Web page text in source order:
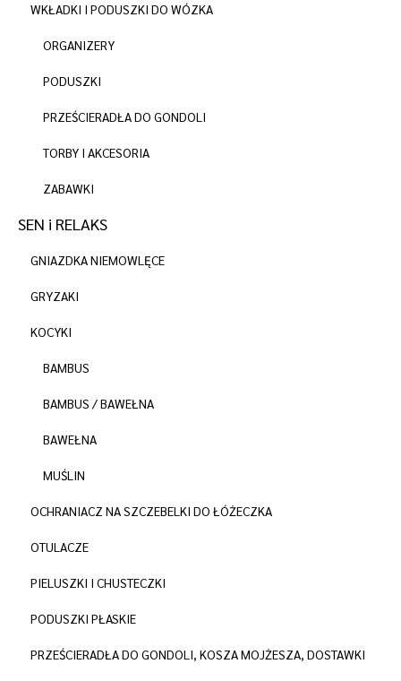
WKŁADKI I PODUSZKI DO WÓZKA
ORGANIZERY
PODUSZKI
PRZEŚCIERADŁA DO GONDOLI
TORBY I AKCESORIA
ZABAWKI
SEN i RELAKS
GNIAZDKA NIEMOWLĘCE
GRYZAKI
KOCYKI
BAMBUS
BAMBUS / BAWEŁNA
BAWEŁNA
MUŚLIN
OCHRANIACZ NA SZCZEBELKI DO ŁÓŻECZKA
OTULACZE
PIELUSZKI I CHUSTECZKI
PODUSZKI PŁASKIE
PRZEŚCIERADŁA DO GONDOLI, KOSZA MOJŻESZA, DOSTAWKI